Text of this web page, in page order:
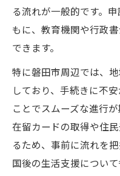
る流れが一般的です。
もに、教育機関や行政
できます。
特に磐田市周辺では、
しており、手続きに不
ことでスムーズな進行
在留カードの取得や住
るため、事前に流れを
国後の生活支援につい